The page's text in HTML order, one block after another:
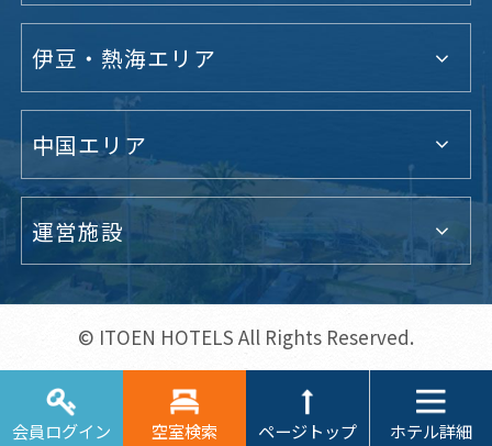
会員ログイン 空室検索 ページトップ ホテル詳細
伊豆・熱海エリア
中国エリア
運営施設
© ITOEN HOTELS All Rights Reserved.